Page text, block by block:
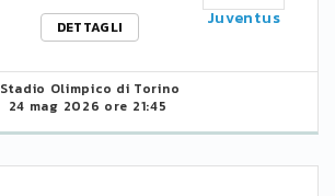
DETTAGLI
Juventus
Stadio Olimpico di Torino
24 mag 2026 ore 21:45